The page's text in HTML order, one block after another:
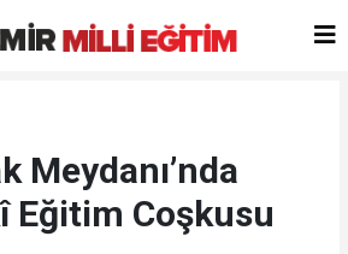
Meydanı’nda
Eğitim Coşkusu